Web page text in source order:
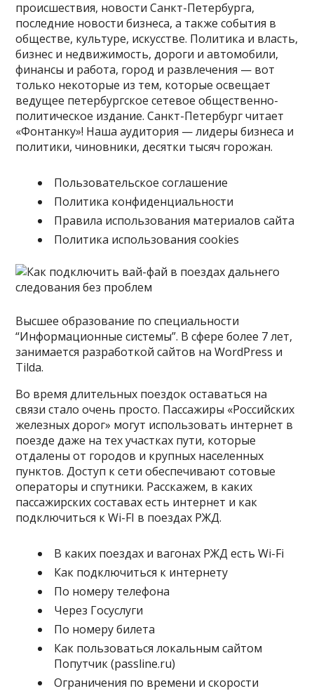
происшествия, новости Санкт-Петербурга,
последние новости бизнеса, а также события в
обществе, культуре, искусстве. Политика и власть,
бизнес и недвижимость, дороги и автомобили,
финансы и работа, город и развлечения — вот
только некоторые из тем, которые освещает
ведущее петербургское сетевое общественно-
политическое издание. Санкт-Петербург читает
«Фонтанку»! Наша аудитория — лидеры бизнеса и
политики, чиновники, десятки тысяч горожан.
Пользовательское соглашение
Политика конфиденциальности
Правила использования материалов сайта
Политика использования cookies
Высшее образование по специальности
“Информационные системы”. В сфере более 7 лет,
занимается разработкой сайтов на WordPress и
Tilda.
Во время длительных поездок оставаться на
связи стало очень просто. Пассажиры «Российских
железных дорог» могут использовать интернет в
поезде даже на тех участках пути, которые
отдалены от городов и крупных населенных
пунктов. Доступ к сети обеспечивают сотовые
операторы и спутники. Расскажем, в каких
пассажирских составах есть интернет и как
подключиться к Wi-FI в поездах РЖД.
В каких поездах и вагонах РЖД есть Wi-Fi
Как подключиться к интернету
По номеру телефона
Через Госуслуги
По номеру билета
Как пользоваться локальным сайтом
Попутчик (passline.ru)
Ограничения по времени и скорости